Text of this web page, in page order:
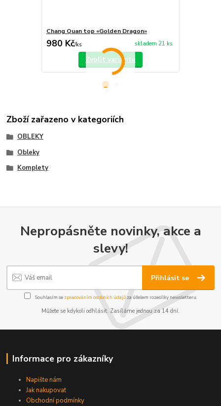
Chang Quan top «Golden Dragon»
980 Kč/ks skladem 21 ks
Zvolit variantu
Zboží zařazeno v kategoriích
OBLEKY
Obleky
Komplety
Nepropásněte novinky, akce a
slevy!
Přihlásit se
Souhlasím se zpracováním osobních údajůza účelem rozesílky newsletteru.
Můžete se kdykoli odhlásit. Zasíláme jednou za 14 dní.
Informace pro zákazníky
Napište nám
Jak nakupovat
Obchodní podmínky